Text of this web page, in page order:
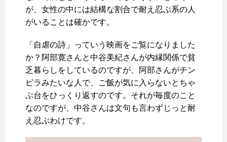
が、女性の中には結構な割合で耐え忍ぶ系の人
がいることは確かです。
「自虐の詩」っていう映画をご覧になりました
か？阿部寛さんと中谷美紀さんが内縁関係で貧
乏暮らしをしているのですが、阿部さんがチン
ピラみたいな人で、ご飯が気に入らないとちゃ
ぶ台をひっくり返すのです。それが毎度のこと
なのですが、中谷さんは文句も言わずじっと耐
え忍ぶわけです。